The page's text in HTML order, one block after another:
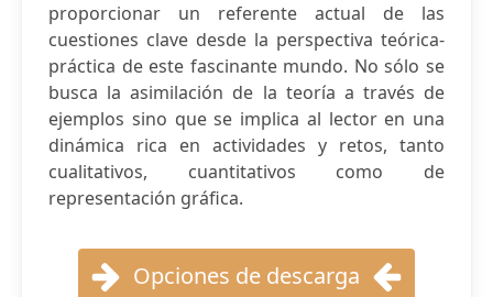
proporcionar un referente actual de las
cuestiones clave desde la perspectiva teórica-
práctica de este fascinante mundo. No sólo se
busca la asimilación de la teoría a través de
ejemplos sino que se implica al lector en una
dinámica rica en actividades y retos, tanto
cualitativos, cuantitativos como de
representación gráfica.
Opciones de descarga